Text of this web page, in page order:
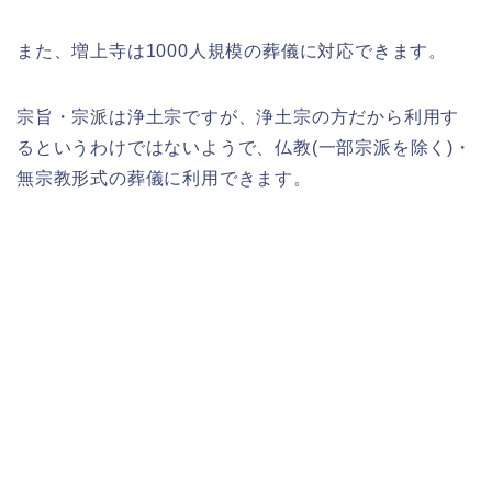
また、増上寺は1000人規模の葬儀に対応できます。
宗旨・宗派は浄土宗ですが、浄土宗の方だから利用す
るというわけではないようで、仏教(一部宗派を除く)・
無宗教形式の葬儀に利用できます。